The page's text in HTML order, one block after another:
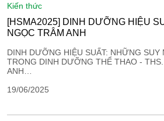
kiến thức
[HSMA2025] DINH DƯỠNG HIỆU
NGỌC TRÂM ANH
DINH DƯỠNG HIỆU SUẤT: NHỮNG SUY
TRONG DINH DƯỠNG THỂ THAO -
ANH…
19/06/2025